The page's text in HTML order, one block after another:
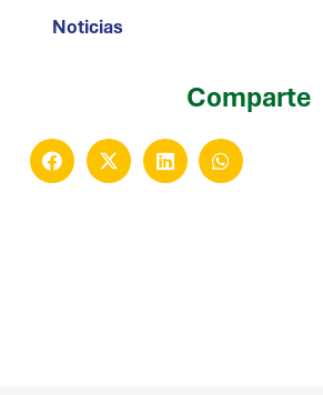
Noticias
Comparte